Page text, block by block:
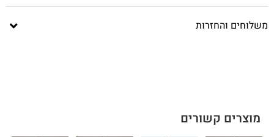
משלוחים והחזרות
מוצרים קשורים